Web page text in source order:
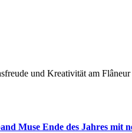
und Kreativität am Flâneur
Muse Ende des Jahres mit